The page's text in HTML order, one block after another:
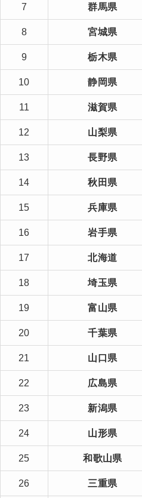
7 群馬県
8 宮城県
9 栃木県
10 静岡県
11 滋賀県
12 山梨県
13 長野県
14 秋田県
15 兵庫県
16 岩手県
17 北海道
18 埼玉県
19 富山県
20 千葉県
21 山口県
22 広島県
23 新潟県
24 山形県
25 和歌山県
26 三重県